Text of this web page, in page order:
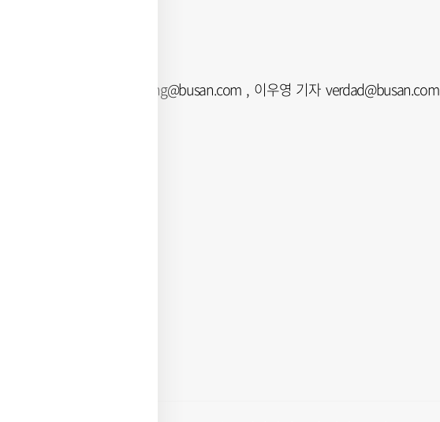
안준영 기자 jyoung@busan.com , 이우영 기자 verdad@busan.com